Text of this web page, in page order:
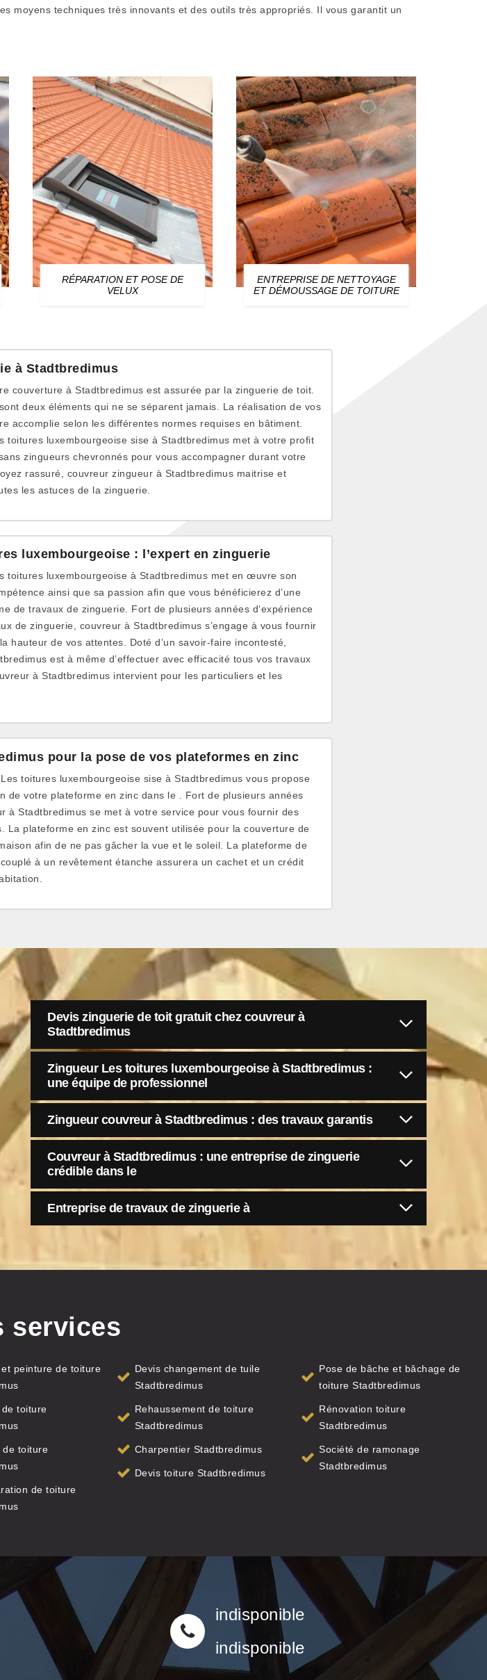
moyens techniques très innovants et des outils très appropriés. Il vous garantit un
RÉPARATION ET POSE DE
VELUX
ENTREPRISE DE NETTOYAGE
ET DÉMOUSSAGE DE TOITURE
à Stadtbredimus
couverture à Stadtbredimus est assurée par la zinguerie de toit.
deux éléments qui ne se séparent jamais. La réalisation de vos
accomplie selon les différentes normes requises en bâtiment.
toitures luxembourgeoise sise à Stadtbredimus met à votre profit
zingueurs chevronnés pour vous accompagner durant votre
rassuré, couvreur zingueur à Stadtbredimus maitrise et
les astuces de la zinguerie.
luxembourgeoise : l’expert en zinguerie
toitures luxembourgeoise à Stadtbredimus met en œuvre son
ainsi que sa passion afin que vous bénéficierez d’une
de travaux de zinguerie. Fort de plusieurs années d’expérience
de zinguerie, couvreur à Stadtbredimus s’engage à vous fournir
hauteur de vos attentes. Doté d’un savoir-faire incontesté,
est à même d’effectuer avec efficacité tous vos travaux
à Stadtbredimus intervient pour les particuliers et les
pour la pose de vos plateformes en zinc
toitures luxembourgeoise sise à Stadtbredimus vous propose
de votre plateforme en zinc dans le . Fort de plusieurs années
à Stadtbredimus se met à votre service pour vous fournir des
La plateforme en zinc est souvent utilisée pour la couverture de
afin de ne pas gâcher la vue et le soleil. La plateforme de
à un revêtement étanche assurera un cachet et un crédit
Devis zinguerie de toit gratuit chez couvreur à
Stadtbredimus
Zingueur Les toitures luxembourgeoise à Stadtbredimus :
une équipe de professionnel
Zingueur couvreur à Stadtbredimus : des travaux garantis
Couvreur à Stadtbredimus : une entreprise de zinguerie
crédible dans le
Entreprise de travaux de zinguerie à
services
peinture de toiture
toiture
de toiture
de toiture
Devis changement de tuile
Stadtbredimus
Rehaussement de toiture
Stadtbredimus
Charpentier Stadtbredimus
Devis toiture Stadtbredimus
Pose de bâche et bâchage de
toiture Stadtbredimus
Rénovation toiture
Stadtbredimus
Société de ramonage
Stadtbredimus
indisponible
indisponible